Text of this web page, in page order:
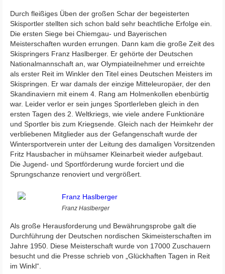
Durch fleißiges Üben der großen Schar der begeisterten
Skisportler stellten sich schon bald sehr beachtliche Erfolge ein.
Die ersten Siege bei Chiemgau- und Bayerischen
Meisterschaften wurden errungen. Dann kam die große Zeit des
Skispringers Franz Haslberger. Er gehörte der Deutschen
Nationalmannschaft an, war Olympiateilnehmer und erreichte
als erster Reit im Winkler den Titel eines Deutschen Meisters im
Skispringen. Er war damals der einzige Mitteleuropäer, der den
Skandinaviern mit einem 4. Rang am Holmenkollen ebenbürtig
war. Leider verlor er sein junges Sportlerleben gleich in den
ersten Tagen des 2. Weltkriegs, wie viele andere Funktionäre
und Sportler bis zum Kriegsende. Gleich nach der Heimkehr der
verbliebenen Mitglieder aus der Gefangenschaft wurde der
Wintersportverein unter der Leitung des damaligen Vorsitzenden
Fritz Hausbacher in mühsamer Kleinarbeit wieder aufgebaut.
Die Jugend- und Sportförderung wurde forciert und die
Sprungschanze renoviert und vergrößert.
Franz Haslberger
Als große Herausforderung und Bewährungsprobe galt die
Durchführung der Deutschen nordischen Skimeisterschaften im
Jahre 1950. Diese Meisterschaft wurde von 17000 Zuschauern
besucht und die Presse schrieb von „Glückhaften Tagen in Reit
im Winkl“.